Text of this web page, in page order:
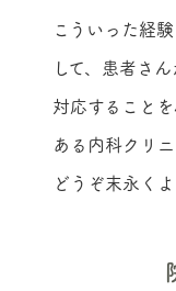
こういった経
して、患者さ
対応すること
ある内科クリニ
どうぞ末永く